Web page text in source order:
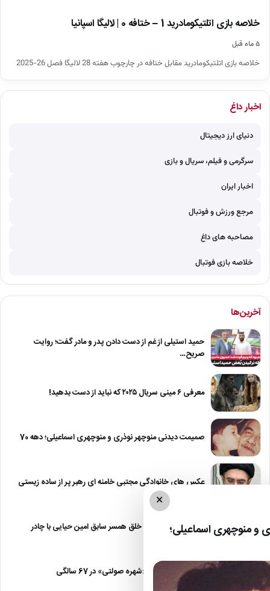
خلاصه بازی اتلتیکومادرید 1 – ختافه 0 | لالیگا اسپانیا
۵ ماه قبل
خلاصه بازی اتلتیکومادرید مقابل ختافه در چارچوب هفته 28 لالیگا فصل 26-2025
اخبار داغ
دنیای ارز دیجیتال
سرگرمی و فیلم، سریال و بازی
اخبار ایران
مرجع ورزش و فوتبال
مصاحبه های داغ
خلاصه بازی فوتبال
آخرین‌ها
حمید استیلی از غم از دست دادن پدر و مادر گفت؛ روایت
صریح…
معرفی ۶ مینی سریال ۲۰۲۵ که نباید از دست بدهید!
صمیمت دیدنی منوچهر نوذری و منوچهری اسماعیلی؛ دهه 70
عکس های خانوادگی مجتبی خامنه ای رهبر پر از ساده زیستی
عکس| نیلوفر خوش خلق همسر سابق امین حیایی با چادر
عکس| تغییر چهره «شهره صولتی» در 67 سالگی
×
منوچهری اسماعیلی؛